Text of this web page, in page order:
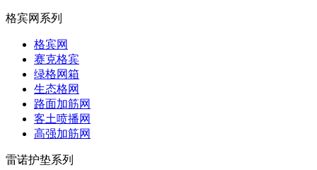
格宾网系列
格宾网
赛克格宾
绿格网箱
生态格网
路面加筋网
客土喷播网
高强加筋网
雷诺护垫系列